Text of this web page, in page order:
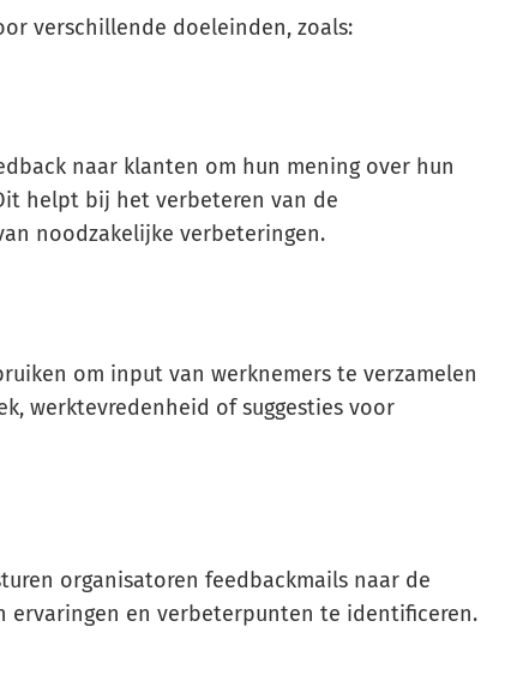
verschillende doeleinden, zoals:
naar klanten om hun mening over hun
helpt bij het verbeteren van de
noodzakelijke verbeteringen.
om input van werknemers te verzamelen
werktevredenheid of suggesties voor
organisatoren feedbackmails naar de
ervaringen en verbeterpunten te identificeren.